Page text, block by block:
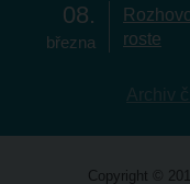
08
března
roste
Copyright ©